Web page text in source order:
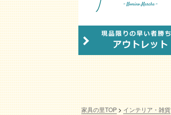
家具の里TOP インテリア・雑貨